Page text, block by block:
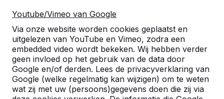
Youtube/Vimeo van Google
Via onze website worden cookies geplaatst en
uitgelezen van YouTube en Vimeo, zodra een
embedded video wordt bekeken. Wij hebben verder
geen invloed op het gebruik van de data door
Google en/of derden. Lees de privacyverklaring van
Google (welke regelmatig kan wijzigen) om te weten
wat zij met uw (persoons)gegevens doen die zij via
Zie ook
Eibergen Haarlo Rietmolen